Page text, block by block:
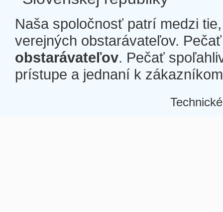
Naša spoločnosť patrí medzi
verejných obstarávateľov.
obstarávateľov. Pečať
prístupe a jednaní k